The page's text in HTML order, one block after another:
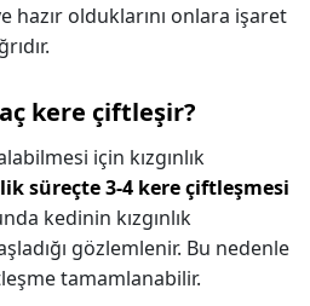
hazır olduklarını onlara işaret
kere çiftleşir?
için kızgınlık
süreçte 3-4 kere çiftleşmesi
kedinin kızgınlık
gözlemlenir. Bu nedenle
tamamlanabilir.